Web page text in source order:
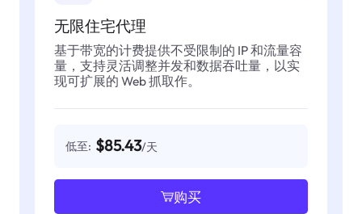
无限住宅代理
基于带宽的计费提供不受限制的 IP 和流量容
量，支持灵活调整并发和数据吞吐量，以实
现可扩展的 Web 抓取作。
低至: $85.43/天
购买